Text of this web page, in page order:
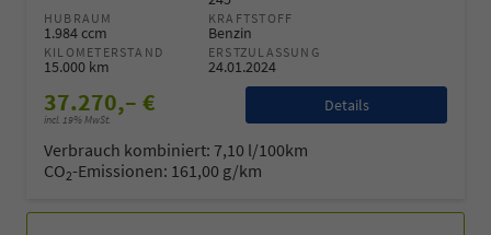
HUBRAUM
1.984 ccm
KRAFTSTOFF
Benzin
KILOMETERSTAND
15.000 km
ERSTZULASSUNG
24.01.2024
37.270,– €
incl. 19% MwSt.
Details
Verbrauch kombiniert: 7,10 l/100km
CO2-Emissionen: 161,00 g/km